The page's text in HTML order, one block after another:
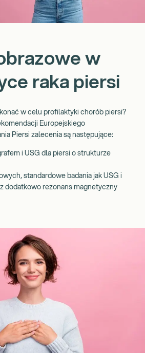
w
raka piersi
w celu profilaktyki chorób piersi?
Europejskiego
Piersi zalecenia są następujące:
i USG dla piersi o strukturze
standardowe badania jak USG i
dodatkowo rezonans magnetyczny